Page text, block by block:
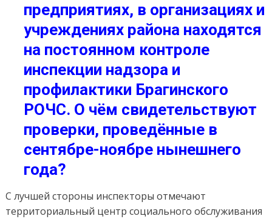
предприятиях, в организациях и
учреждениях района находятся
на постоянном контроле
инспекции надзора и
профилактики Брагинского
РОЧС. О чём свидетельствуют
проверки, проведённые в
сентябре-ноябре нынешнего
года?
С лучшей стороны инспекторы отмечают
территориальный центр социального обслуживания